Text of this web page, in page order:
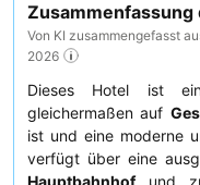
Zusammenfassung
Von KI zusammengefasst
2026
Dieses Hotel ist
gleichermaßen auf
ist und eine moderne
verfügt über eine